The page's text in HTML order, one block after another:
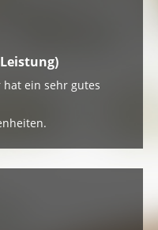
hat ein sehr gutes